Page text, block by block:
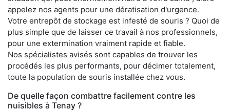
appelez nos agents pour une dératisation d'urgence.
Votre entrepôt de stockage est infesté de souris ? Quoi de
plus simple que de laisser ce travail à nos professionnels,
pour une extermination vraiment rapide et fiable.
Nos spécialistes avisés sont capables de trouver les
procédés les plus performants, pour décimer totalement,
toute la population de souris installée chez vous.
De quelle façon combattre facilement contre les
nuisibles à Tenay ?